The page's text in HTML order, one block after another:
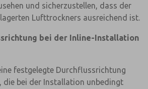
und sicherzustellen, dass der
Lufttrockners ausreichend ist.
bei der Inline-Installation
festgelegte Durchflussrichtung
die bei der Installation unbedingt